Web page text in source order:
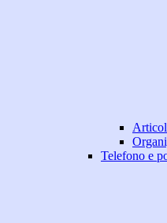
Telefono e